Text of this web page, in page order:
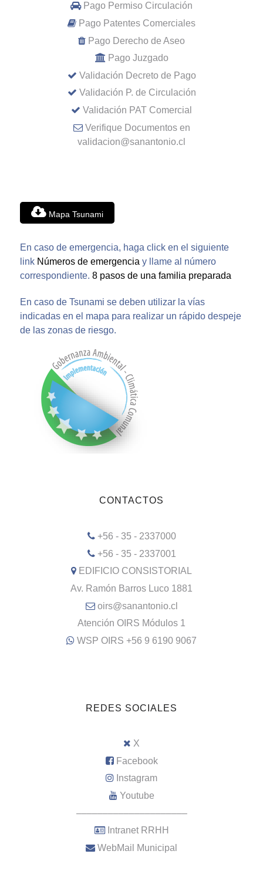
Pago Permiso Circulación
Pago Patentes Comerciales
Pago Derecho de Aseo
Pago Juzgado
Validación Decreto de Pago
Validación P. de Circulación
Validación PAT Comercial
Verifique Documentos en
validacion@sanantonio.cl
Mapa Tsunami
En caso de emergencia, haga click en el siguiente
link Números de emergencia y llame al número
correspondiente. 8 pasos de una familia preparada
En caso de Tsunami se deben utilizar la vías
indicadas en el mapa para realizar un rápido despeje
de las zonas de riesgo.
CONTACTOS
+56 - 35 - 2337000
+56 - 35 - 2337001
EDIFICIO CONSISTORIAL
Av. Ramón Barros Luco 1881
oirs@sanantonio.cl
Atención OIRS Módulos 1
WSP OIRS +56 9 6190 9067
REDES SOCIALES
X
Facebook
Instagram
Youtube
–––––––––––––––––––––
Intranet RRHH
WebMail Municipal